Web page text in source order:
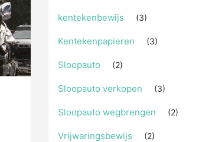
kentekenbewijs (3)
Kentekenpapieren (3)
Sloopauto (2)
Sloopauto verkopen (3)
Sloopauto wegbrengen (2)
Vrijwaringsbewijs (2)